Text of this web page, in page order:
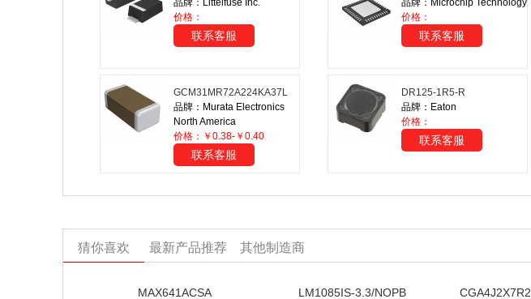
品牌：Littelfuse Inc.
价格：
联系客服
品牌：Microchip Technology
价格：
联系客服
GCM31MR72A224KA37L
品牌：Murata Electronics
North America
价格：￥0.38-￥0.40
联系客服
DR125-1R5-R
品牌：Eaton
价格：
联系客服
猜你喜欢 最新产品推荐 其他制造商
MAX641ACSA LM1085IS-3.3/NOPB